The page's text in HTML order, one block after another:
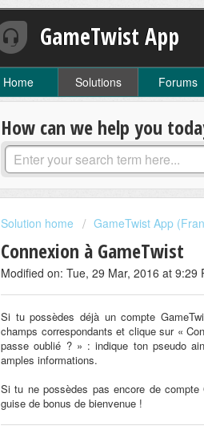
GameTwist App
Home Solutions Forums
How can we help you
Solution home GameTwist App
Connexion à GameTwist
Modified on: Tue, 29 Mar, 2016 at 9:29
Si tu possèdes déjà un compte
champs correspondants et clique sur «
passe oublié ? » : indique ton pseudo
amples informations.
Si tu ne possèdes pas encore de
guise de bonus de bienvenue !